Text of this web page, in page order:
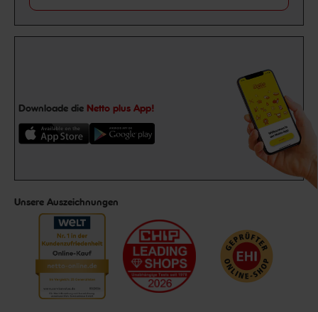
Downloade die Netto plus App!
Unsere Auszeichnungen